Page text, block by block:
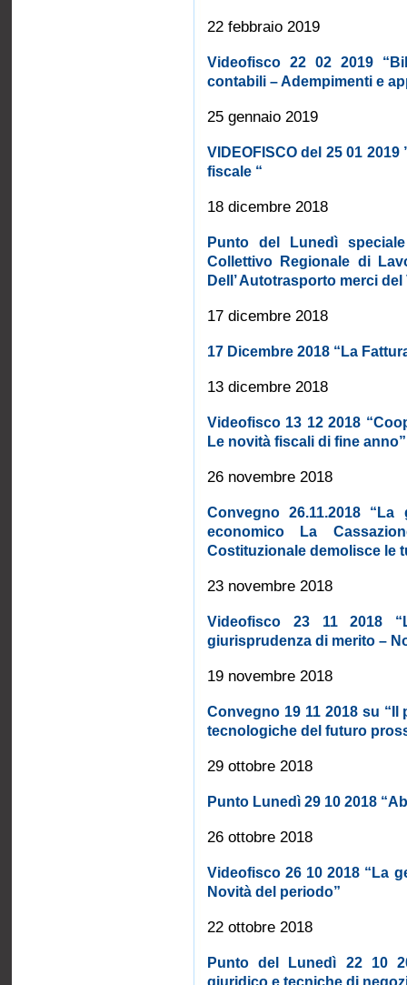
22 febbraio 2019
Videofisco 22 02 2019
contabili – Adempimenti e
25 gennaio 2019
VIDEOFISCO del 25 01
fiscale “
18 dicembre 2018
Punto del Lunedì
Collettivo Regionale di
Dell’ Autotrasporto merci del
17 dicembre 2018
17 Dicembre 2018 “La
13 dicembre 2018
Videofisco 13 12 2018
Le novità fiscali di fine anno”
26 novembre 2018
Convegno 26.11.2018
economico La
Costituzionale demolisce le
23 novembre 2018
Videofisco 23 11 2018
giurisprudenza di merito –
19 novembre 2018
Convegno 19 11 2018 su
tecnologiche del futuro
29 ottobre 2018
Punto Lunedì 29 10 2018
26 ottobre 2018
Videofisco 26 10 2018 “La
Novità del periodo”
22 ottobre 2018
Punto del Lunedì 22 10
giuridico e tecniche di